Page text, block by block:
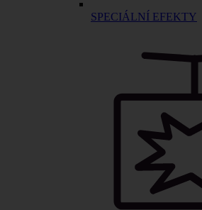
SPECIÁLNÍ EFEKTY